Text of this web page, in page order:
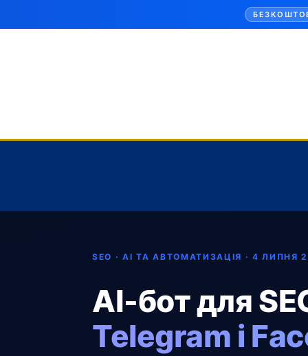
SEO · AI ТА АВТОМАТИЗАЦІЯ ·4 ЛИПНЯ
AI-бот для
Telegram і